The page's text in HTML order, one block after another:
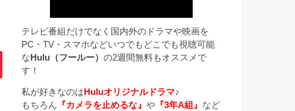
テレビ番組だけでなく国内外のドラマや映画を
PC・TV・スマホなどいつでもどこでも視聴可能
なHulu（フールー） の2週間無料もオススメで
す！
私が好きなのは Huluオリジナルドラマ♪
もちろん 『カメラを止めるな』 や 『3年A組』 など